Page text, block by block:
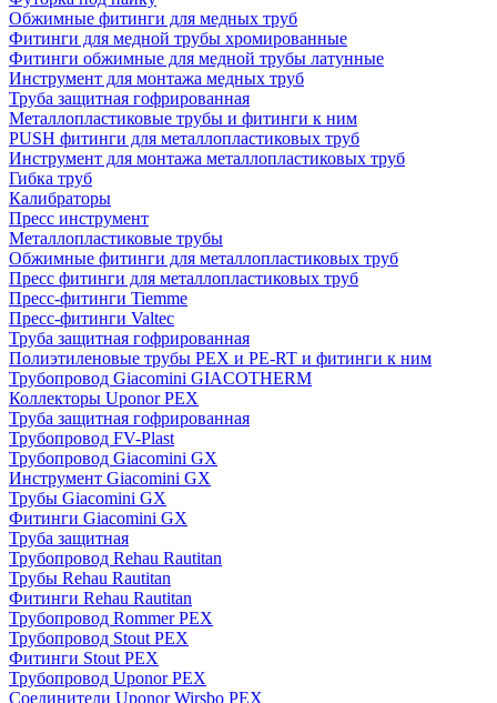
Обжимные фитинги для медных труб
Фитинги для медной трубы хромированные
Фитинги обжимные для медной трубы латунные
Инструмент для монтажа медных труб
Труба защитная гофрированная
Металлопластиковые трубы и фитинги к ним
PUSH фитинги для металлопластиковых труб
Инструмент для монтажа металлопластиковых труб
Гибка труб
Калибраторы
Пресс инструмент
Металлопластиковые трубы
Обжимные фитинги для металлопластиковых труб
Пресс фитинги для металлопластиковых труб
Пресс-фитинги Tiemme
Пресс-фитинги Valtec
Труба защитная гофрированная
Полиэтиленовые трубы PEX и PE-RT и фитинги к ним
Трубопровод Giacomini GIACOTHERM
Коллекторы Uponor PEX
Труба защитная гофрированная
Трубопровод FV-Plast
Трубопровод Giacomini GX
Инструмент Giacomini GX
Трубы Giacomini GX
Фитинги Giacomini GX
Труба защитная
Трубопровод Rehau Rautitan
Трубы Rehau Rautitan
Фитинги Rehau Rautitan
Трубопровод Rommer PEX
Трубопровод Stout PEX
Фитинги Stout PEX
Трубопровод Uponor PEX
Соединители Uponor Wirsbo PEX